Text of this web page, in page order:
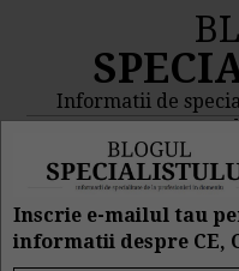
Informatii de
MENIU
Inscrie e-mailul tau
informatii despre CE,